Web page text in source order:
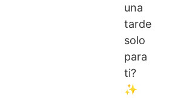
una
tarde
solo
para
ti?
✨